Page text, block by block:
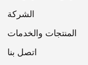
اتصل بنا